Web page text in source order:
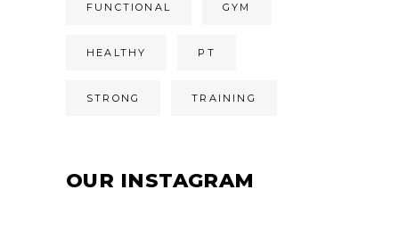
FUNCTIONAL GYM
HEALTHY PT
STRONG TRAINING
OUR INSTAGRAM